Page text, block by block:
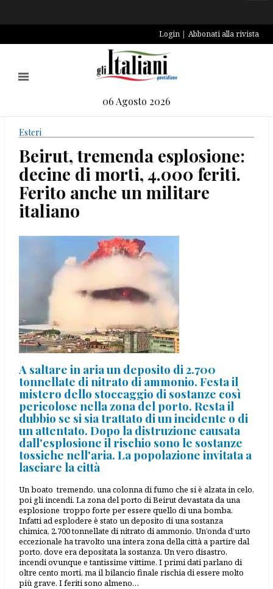
Login Abbonati alla rivista
06 Agosto 2026
Esteri
Beirut, tremenda esplosione:
decine di morti, 4.000 feriti.
Ferito anche un militare
italiano
A saltare in aria un deposito di 2.700
tonnellate di nitrato di ammonio. Festa il
mistero dello stoccaggio di sostanze così
pericolose nella zona del porto. Resta il
dubbio se si sia trattato di un incidente o di
un attentato. Dopo la distruzione causata
dall'esplosione il rischio sono le sostanze
tossiche nell'aria. La popolazione invitata a
lasciare la città
Un boato tremendo, una colonna di fumo che si è alzata in celo,
poi gli incendi. La zona del porto di Beirut devastata da una
esplosione troppo forte per essere quello di una bomba.
Infatti ad esplodere è stato un deposito di una sostanza
chimica, 2.700 tonnellate di nitrato di ammonio. Un’onda d’urto
eccezionale ha travolto una intera zona della città a partire dal
porto, dove era depositata la sostanza. Un vero disastro,
incendi ovunque e tantissime vittime. I primi dati parlano di
oltre cento morti, ma il bilancio finale rischia di essere molto
più grave. I feriti sono almeno…